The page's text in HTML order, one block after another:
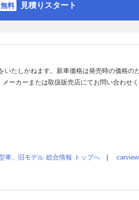
見積りスタート
たしかねます。新車価格は発売時の価格の
ーカーまたは取扱販売店にてお問い合わせく
車、旧モデル 総合情報 トップへ